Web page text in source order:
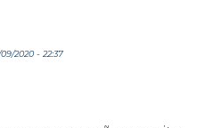
2020 - 22:37